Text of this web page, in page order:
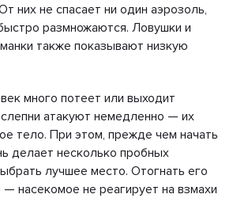
них не спасает ни один аэрозоль,
размножаются. Ловушки и
также показывают низкую
много потеет или выходит
атакуют немедленно — их
тело. При этом, прежде чем начать
делает несколько пробных
лучшее место. Отогнать его
насекомое не реагирует на взмахи